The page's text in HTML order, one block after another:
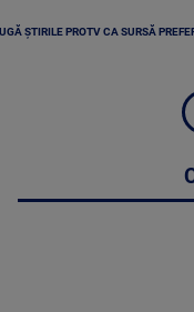
ȘTIRILE PROTV CA SURSĂ